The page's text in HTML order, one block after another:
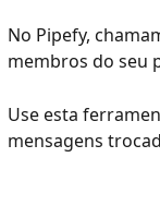
No Pipefy,
membros do seu
Use esta
mensagens